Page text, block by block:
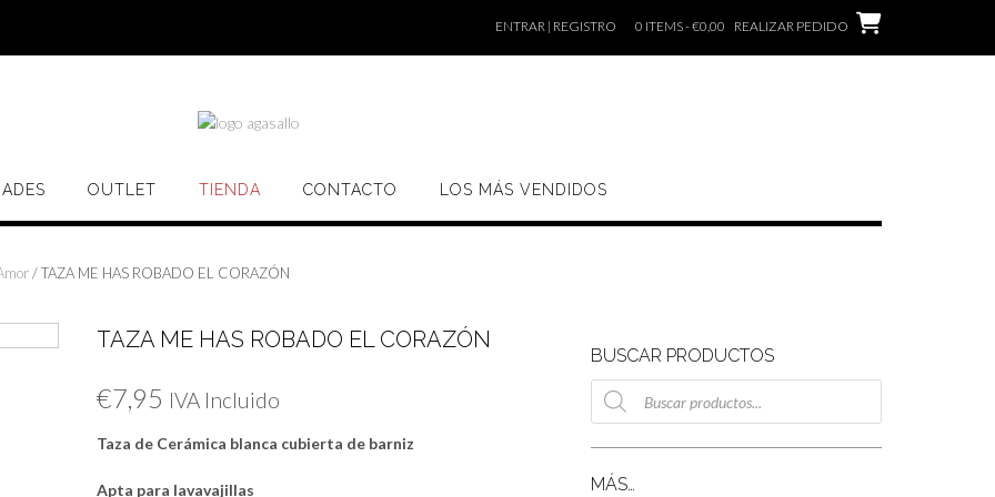
ENTRAR | REGISTRO 0 ITEMS - €0,00 REALIZAR PEDIDO
OUTLET TIENDA CONTACTO LOS MÁS VENDIDOS
/ TAZA ME HAS ROBADO EL CORAZÓN
TAZA ME HAS ROBADO EL CORAZÓN
€7,95 IVA Incluido
Taza de Cerámica blanca cubierta de barniz
Apta para lavavajillas
BUSCAR PRODUCTOS
Búsqueda
de
productos
MÁS…